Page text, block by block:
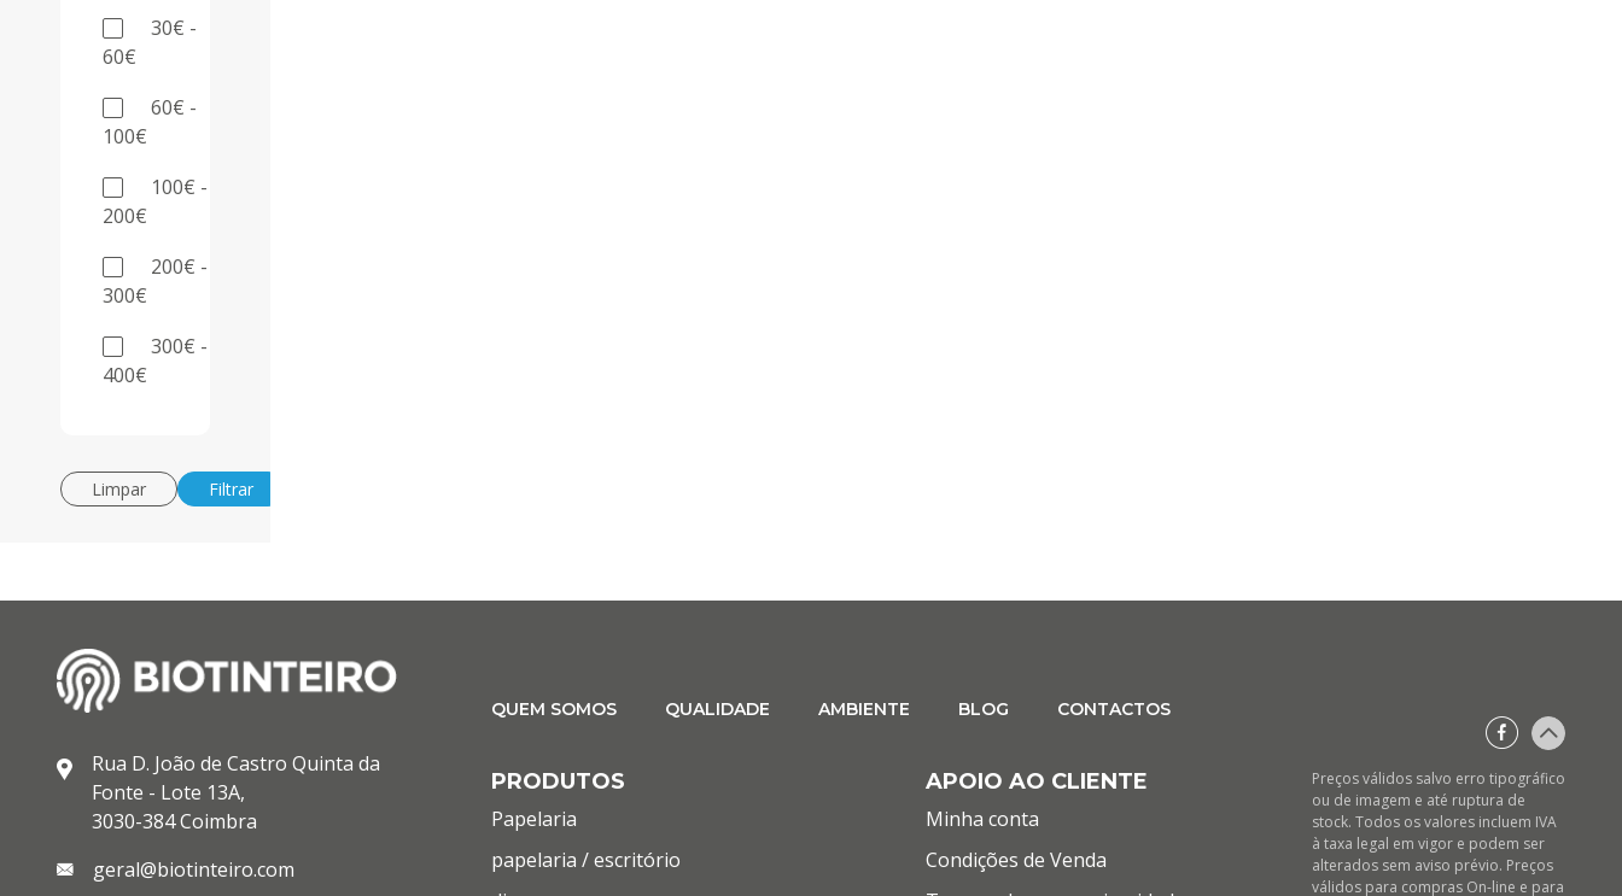
30€ -
60€
60€ -
100€
100€ -
200€
200€ -
300€
300€ -
400€
Limpar Filtrar
Rua D. João de Castro Quinta da
Fonte - Lote 13A,
3030-384 Coimbra
geral@biotinteiro.com
QUEM SOMOS QUALIDADE AMBIENTE BLOG CONTACTOS
PRODUTOS
Papelaria
papelaria / escritório
APOIO AO CLIENTE
Minha conta
Condições de Venda
Preços válidos salvo erro tipográfico
ou de imagem e até ruptura de
stock. Todos os valores incluem IVA
à taxa legal em vigor e podem ser
alterados sem aviso prévio. Preços
válidos para compras On-line e para